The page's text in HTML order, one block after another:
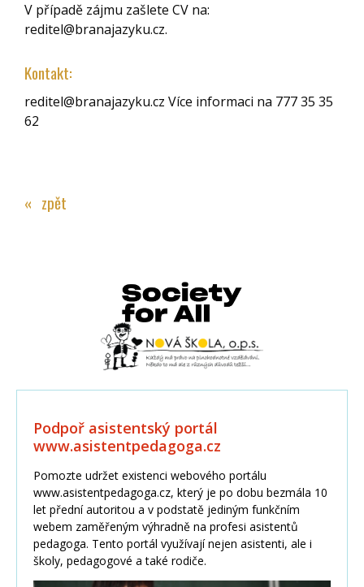
V případě zájmu zašlete CV na:
reditel@branajazyku.cz.
Kontakt:
reditel@branajazyku.cz Více informaci na 777 35 35
62
« zpět